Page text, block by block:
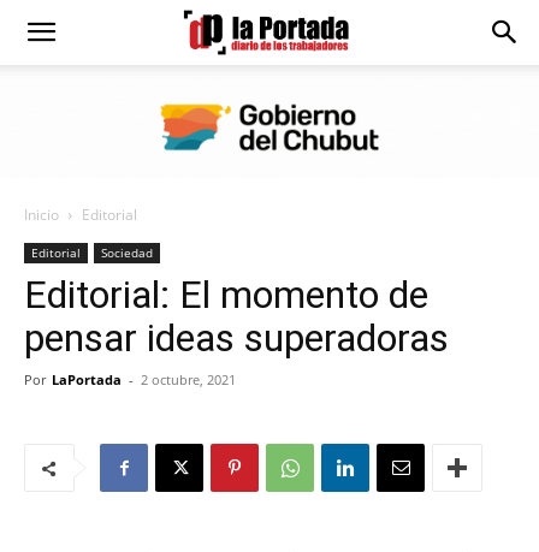
Diario
Portada
Inicio Editorial
Editorial Sociedad
Editorial: El momento de
pensar ideas superadoras
Por LaPortada - 2 octubre, 2021